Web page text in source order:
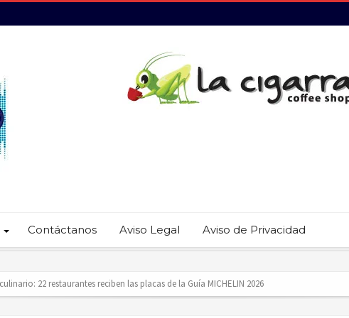
Contáctanos Aviso Legal Aviso de Privacidad
22 restaurantes reciben las placas de la Guía MICHELIN 2026